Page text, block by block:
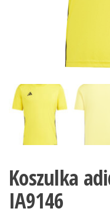
Koszulka
IA9146